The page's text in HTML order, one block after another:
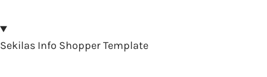
Sekilas Info Shopper Template